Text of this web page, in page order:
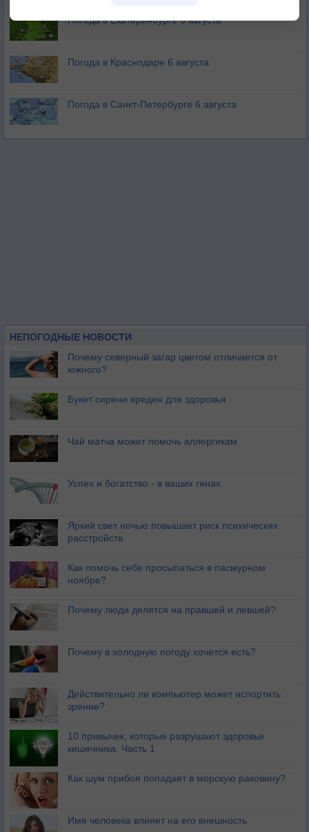
Погода в Екатеринбурге 6 августа
Погода в Краснодаре 6 августа
Погода в Санкт-Петербурге 6 августа
НЕПОГОДНЫЕ НОВОСТИ
Почему северный загар цветом отличается от
южного?
Букет сирени вреден для здоровья
Чай матча может помочь аллергикам
Успех и богатство - в ваших генах
Яркий свет ночью повышает риск психических
расстройств
Как помочь себе просыпаться в пасмурном
ноябре?
Почему люди делятся на правшей и левшей?
Почему в холодную погоду хочется есть?
Действительно ли компьютер может испортить
зрение?
10 привычек, которые разрушают здоровье
кишечника. Часть 1
Как шум прибоя попадает в морскую раковину?
Имя человека влияет на его внешность